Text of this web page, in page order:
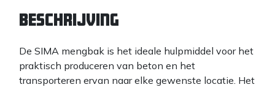
Beschrijving
De SIMA mengbak is het ideale hulpmiddel voor het
praktisch produceren van beton en het
transporteren ervan naar elke gewenste locatie. Het